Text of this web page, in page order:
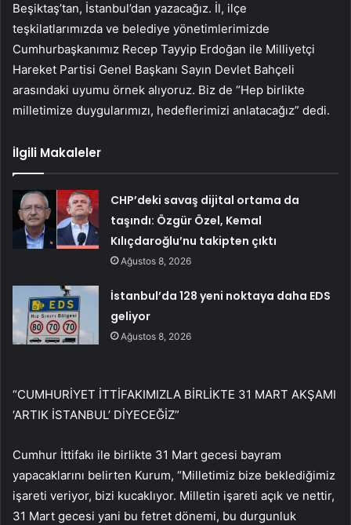
Beşiktaş’tan, İstanbul’dan yazacağız. İl, ilçe
teşkilatlarımızda ve belediye yönetimlerimizde
Cumhurbaşkanımız Recep Tayyip Erdoğan ile Milliyetçi
Hareket Partisi Genel Başkanı Sayın Devlet Bahçeli
arasındaki uyumu örnek alıyoruz. Biz de “Hep birlikte
milletimize duygularımızı, hedeflerimizi anlatacağız” dedi.
İlgili Makaleler
CHP’deki savaş dijital ortama da
taşındı: Özgür Özel, Kemal
Kılıçdaroğlu’nu takipten çıktı
Ağustos 8, 2026
İstanbul’da 128 yeni noktaya daha EDS
geliyor
Ağustos 8, 2026
“CUMHURİYET İTTİFAKIMIZLA BİRLİKTE 31 MART AKŞAMI
‘ARTIK İSTANBUL’ DİYECEĞİZ”
Cumhur İttifakı ile birlikte 31 Mart gecesi bayram
yapacaklarını belirten Kurum, “Milletimiz bize beklediğimiz
işareti veriyor, bizi kucaklıyor. Milletin işareti açık ve nettir,
31 Mart gecesi yani bu fetret dönemi, bu durgunluk